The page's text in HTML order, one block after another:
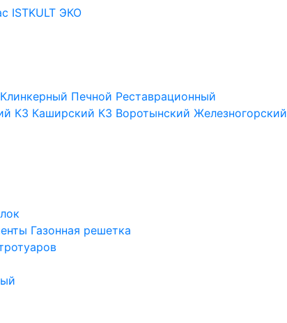
ISTKULT ЭКО
Клинкерный Печной Реставрационный
КЗ Каширский КЗ Воротынский Железногорский
Газонная решетка